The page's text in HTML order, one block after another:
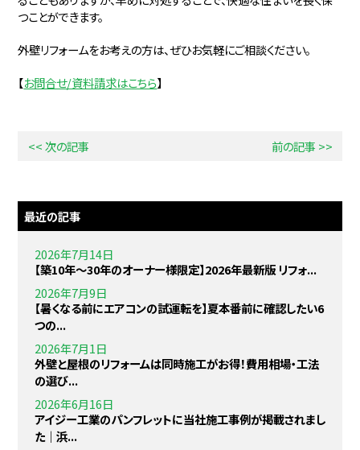
つことができます。
外壁リフォームをお考えの方は、ぜひお気軽にご相談ください。
【お問合せ/資料請求はこちら】
<< 次の記事 前の記事 >>
最近の記事
2026年7月14日
【築10年〜30年のオーナー様限定】2026年最新版 リフォ...
2026年7月9日
【暑くなる前にエアコンの試運転を】夏本番前に確認したい6
つの...
2026年7月1日
外壁と屋根のリフォームは同時施工がお得！費用相場・工法
の選び...
2026年6月16日
アイジー工業のパンフレットに当社施工事例が掲載されまし
た｜浜...